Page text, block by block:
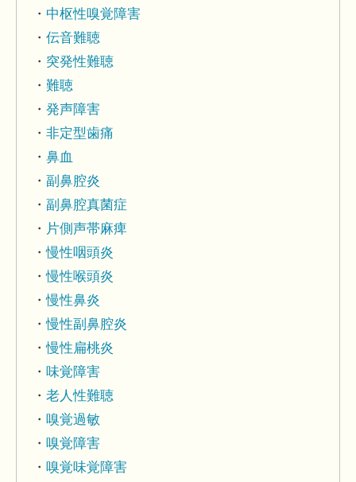
中枢性嗅覚障害
伝音難聴
突発性難聴
難聴
発声障害
非定型歯痛
鼻血
副鼻腔炎
副鼻腔真菌症
片側声帯麻痺
慢性咽頭炎
慢性喉頭炎
慢性鼻炎
慢性副鼻腔炎
慢性扁桃炎
味覚障害
老人性難聴
嗅覚過敏
嗅覚障害
嗅覚味覚障害